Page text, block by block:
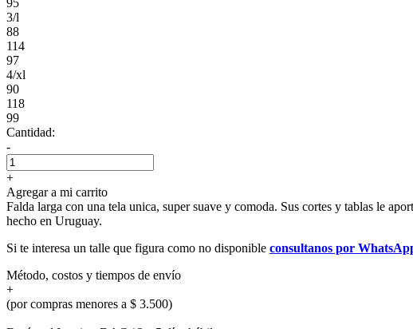
3/l
88
114
97
4/xl
90
118
99
Cantidad:
-
+
Agregar a mi carrito
Falda larga con una tela unica, super suave y comoda. Sus cortes y tablas le
hecho en Uruguay.
Si te interesa un talle que figura como no disponible consultanos por
Método, costos y tiempos de envío
+
(por compras menores a $ 3.500)